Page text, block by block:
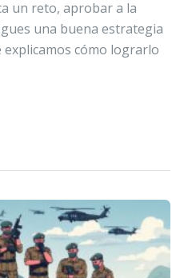
un reto, aprobar a la
una buena estrategia
cómo lograrlo